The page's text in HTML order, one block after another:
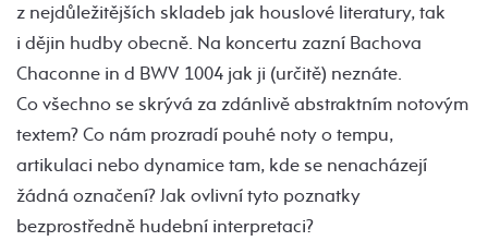
z nejdůležitějších skladeb jak houslové literatury, tak
i dějin hudby obecně. Na koncertu zazní Bachova
Chaconne in d BWV 1004 jak ji (určitě) neznáte.
Co všechno se skrývá za zdánlivě abstraktním notovým
textem? Co nám prozradí pouhé noty o tempu,
artikulaci nebo dynamice tam, kde se nenacházejí
žádná označení? Jak ovlivní tyto poznatky
bezprostředně hudební interpretaci?